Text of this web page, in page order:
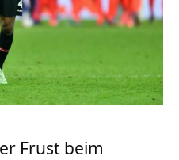
Frust beim